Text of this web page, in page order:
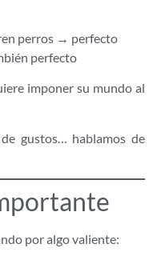
perros → perfecto
perfecto
imponer su mundo al
gustos… hablamos de
por algo valiente: